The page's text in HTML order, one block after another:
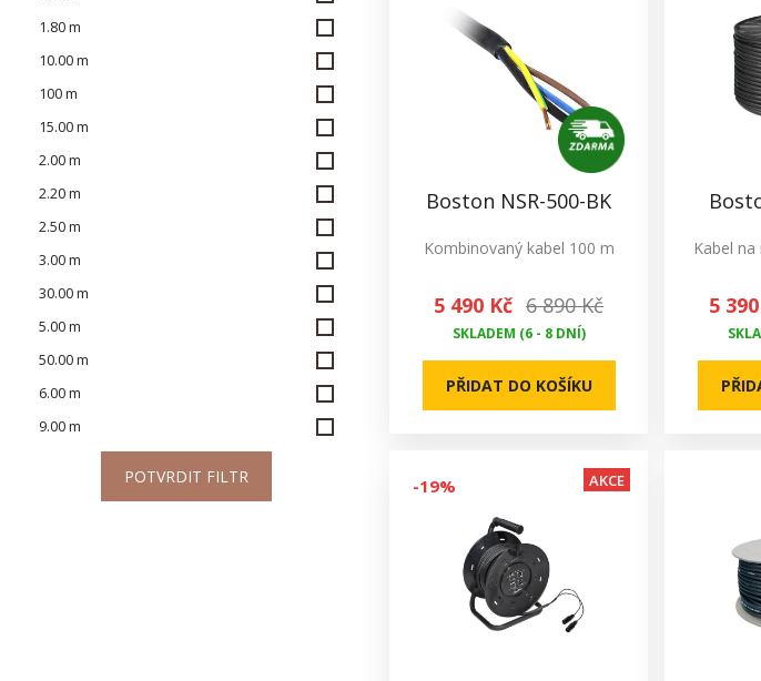
1.80 m
10.00 m
100 m
15.00 m
2.00 m
2.20 m
2.50 m
3.00 m
30.00 m
5.00 m
50.00 m
6.00 m
9.00 m
POTVRDIT FILTR
Boston NSR-500-BK
Kombinovaný kabel 100 m
5 490 Kč 6 890 Kč
SKLADEM (6 - 8 DNÍ)
PŘIDAT DO KOŠÍKU
Kabel
5
-19% AKCE